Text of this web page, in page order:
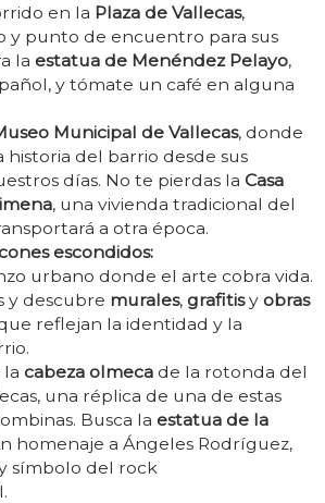
en la Plaza de Vallecas,
y punto de encuentro para sus
la estatua de Menéndez Pelayo,
y tómate un café en alguna
Municipal de Vallecas, donde
historia del barrio desde sus
días. No te pierdas la Casa
, una vivienda tradicional del
a otra época.
escondidos:
urbano donde el arte cobra vida.
y descubre murales, grafitisy obras
reflejan la identidad y la
cabeza olmecade la rotonda del
una réplica de una de estas
Busca la estatua de la
homenaje a Ángeles Rodríguez,
símbolo del rock